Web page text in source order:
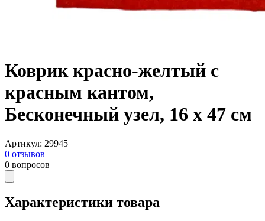
Коврик красно-желтый с
красным кантом,
Бесконечный узел, 16 х 47 см
Артикул: 29945
0 отзывов
0 вопросов
Характеристики товара